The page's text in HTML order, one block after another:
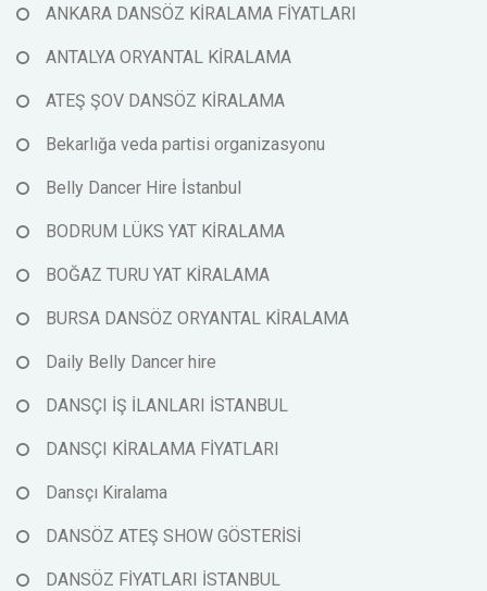
ANKARA DANSÖZ KİRALAMA FİYATLARI
ANTALYA ORYANTAL KİRALAMA
ATEŞ ŞOV DANSÖZ KİRALAMA
Bekarlığa veda partisi organizasyonu
Belly Dancer Hire İstanbul
BODRUM LÜKS YAT KİRALAMA
BOĞAZ TURU YAT KİRALAMA
BURSA DANSÖZ ORYANTAL KİRALAMA
Daily Belly Dancer hire
DANSÇI İŞ İLANLARI İSTANBUL
DANSÇI KİRALAMA FİYATLARI
Dansçı Kiralama
DANSÖZ ATEŞ SHOW GÖSTERİSİ
DANSÖZ FİYATLARI İSTANBUL